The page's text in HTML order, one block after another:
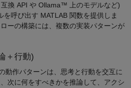
換 API や Ollama™ 上のモデルなど)
呼び出す MATLAB 関数を提供しま
ーの構築には、複数の実装パターンが
＋行動)
動作パターンは、思考と行動を交互に
次に何をすべきかを推論して、アクシ